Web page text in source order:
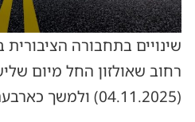
שינויים בתחבורה
רחוב שאולזון החל מיום
(04.11.2025) ולמשך כארבעה חודשים